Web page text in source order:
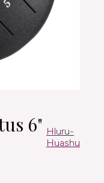
6" Hluru-
Huashu